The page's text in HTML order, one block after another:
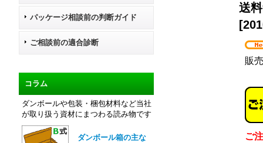
パッケージ相談前の判断ガイド
ご相談前の適合診断
コラム
ダンボールや包装・梱包材料など当社
が取り扱う資材にまつわる読み物です
ダンボール箱の主な
送
[
販
ご